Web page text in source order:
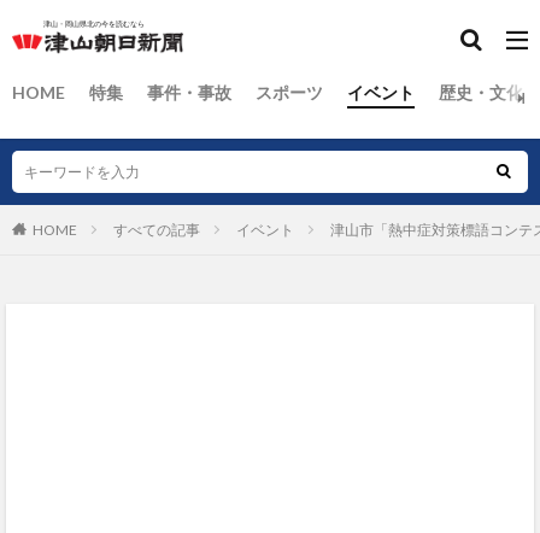
HOME 特集 事件・事故 スポーツ イベント 歴史・文化
HOME すべての記事 イベント 津山市「熱中症対策標語コンテ